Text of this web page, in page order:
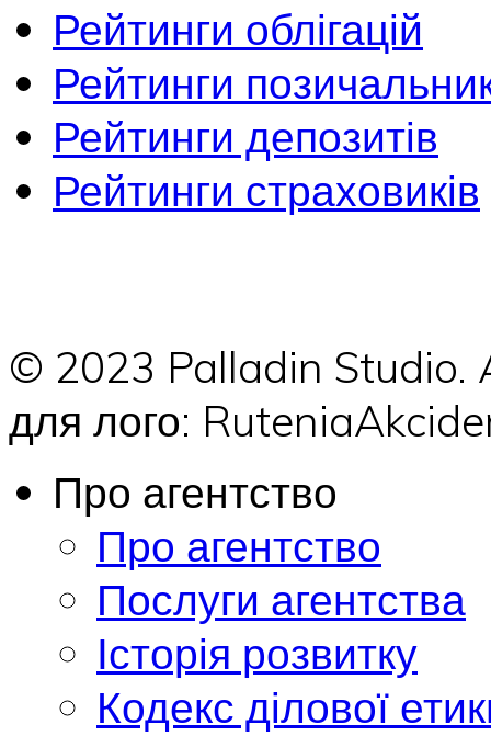
Рейтинги облігацій
Рейтинги
Рейтинги депозитів
Рейтинги страховиків
© 2023 Palladin
для лого:
Про агентство
Про агентство
Послуги агентства
Історія розвитку
Кодекс ділової